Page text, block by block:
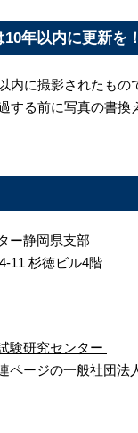
年以内に更新を！
内に撮影されたもの
する前に写真の書
ー静岡県支部
11 杉徳ビル4階
験研究センター
ージの一般社団法